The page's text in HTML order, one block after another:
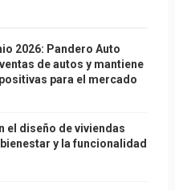
2026: Pandero Auto
de autos y mantiene
para el mercado
el diseño de viviendas
y la funcionalidad